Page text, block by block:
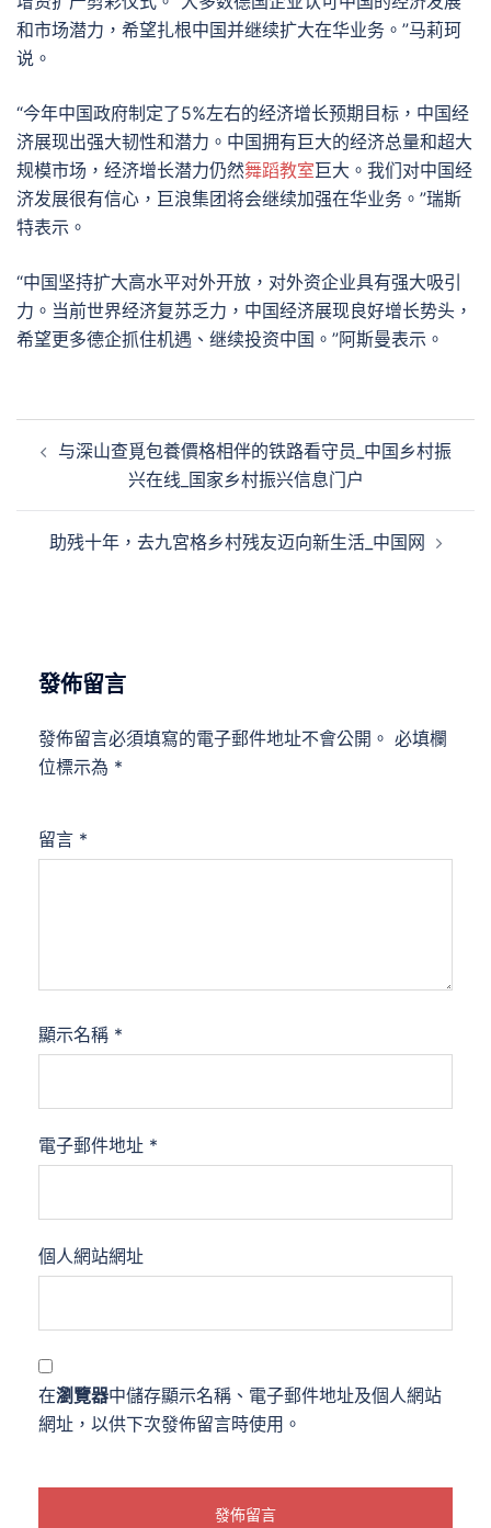
和市场潜力，希望扎根中国并继续扩大在华业务。”马莉珂
说。
“今年中国政府制定了5%左右的经济增长预期目标，中国经
济展现出强大韧性和潜力。中国拥有巨大的经济总量和超大
规模市场，经济增长潜力仍然舞蹈教室巨大。我们对中国经
济发展很有信心，巨浪集团将会继续加强在华业务。”瑞斯
特表示。
“中国坚持扩大高水平对外开放，对外资企业具有强大吸引
力。当前世界经济复苏乏力，中国经济展现良好增长势头，
希望更多德企抓住机遇、继续投资中国。”阿斯曼表示。
章
与深山查覓包養價格相伴的铁路看守员_中国乡村振
兴在线_国家乡村振兴信息门户
助残十年，去九宮格乡村残友迈向新生活_中国网
發佈留言
發佈留言必須填寫的電子郵件地址不會公開。 必填欄
位標示為 *
留言 *
顯示名稱 *
電子郵件地址 *
個人網站網址
在瀏覽器中儲存顯示名稱、電子郵件地址及個人網站
網址，以供下次發佈留言時使用。